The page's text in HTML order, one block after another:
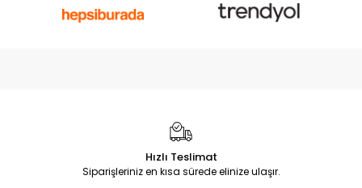
Hızlı Teslimat
Siparişleriniz en kısa sürede elinize ulaşır.